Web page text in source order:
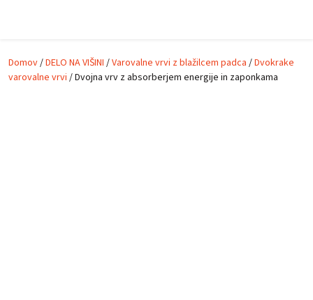
Domov/DELO NA VIŠINI /Varovalne vrvi z blažilcem padca /Dvokrake
varovalne vrvi / Dvojna vrv z absorberjem energije in zaponkama